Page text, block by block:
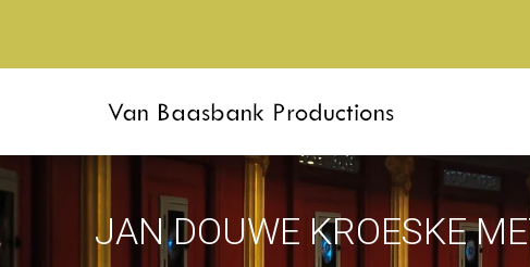
JAN DOUWE KROESKE